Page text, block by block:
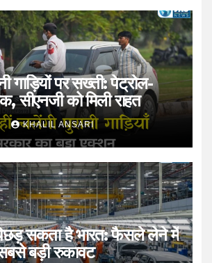
गाड़ियों पर सख्ती: पेट्रोल-
सीएनजी को मिली राहत
KHALIL ANSARI
सकता है भारत: फैसले लेने में
बड़ी रुकावट